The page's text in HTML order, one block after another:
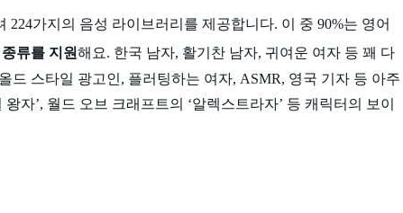
224가지의 음성 라이브러리를 제공합니다. 이 중 90%는 영어
류를 지원해요. 한국 남자, 활기찬 남자, 귀여운 여자 등 꽤 다
드 스타일 광고인, 플러팅하는 여자, ASMR, 영국 기자 등 아주
자’, 월드 오브 크래프트의 ‘알렉스트라자’ 등 캐릭터의 보이